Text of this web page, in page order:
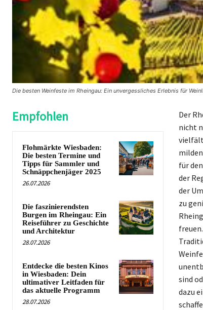
Die besten Weinfeste im Rheingau: Ein unvergessliches Erlebnis für
Empfohlen
Flohmärkte Wiesbaden:
Die besten Termine und
Tipps für Sammler und
Schnäppchenjäger 2025
26.07.2026
Die faszinierendsten
Burgen im Rheingau: Ein
Reiseführer zu Geschichte
und Architektur
28.07.2026
Entdecke die besten Kinos
in Wiesbaden: Dein
ultimativer Leitfaden für
das aktuelle Programm
28.07.2026
Der
nicht
für
der
der
zu
sind
dazu